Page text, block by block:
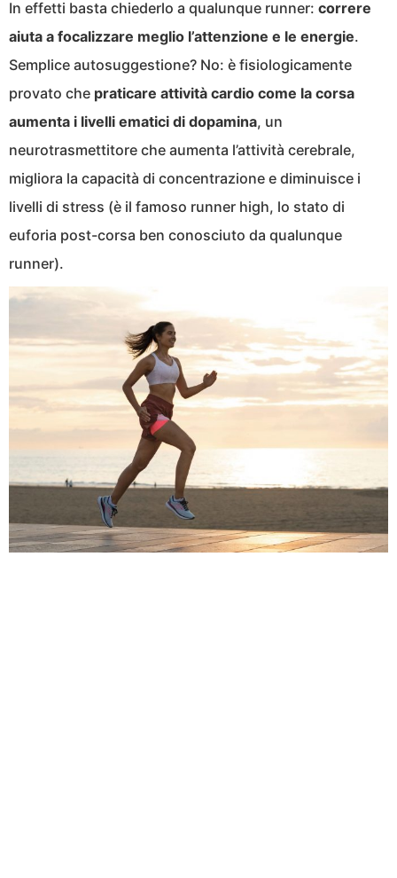
In effetti basta chiederlo a qualunque runner: correre
aiuta a focalizzare meglio l’attenzione e le energie.
Semplice autosuggestione? No: è fisiologicamente
provato che praticare attività cardio come la corsa
aumenta i livelli ematici di dopamina, un
neurotrasmettitore che aumenta l’attività cerebrale,
migliora la capacità di concentrazione e diminuisce i
livelli di stress (è il famoso runner high, lo stato di
euforia post-corsa ben conosciuto da qualunque
runner).